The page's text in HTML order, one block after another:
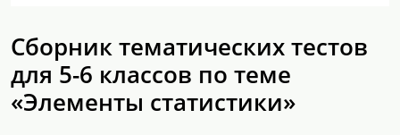
Сборник тематических тестов
для 5-6 классов по теме
«Элементы статистики»